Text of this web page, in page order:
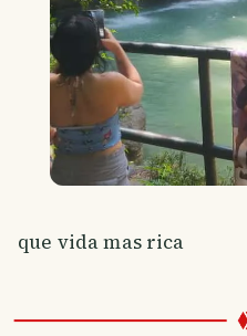
que vida mas rica